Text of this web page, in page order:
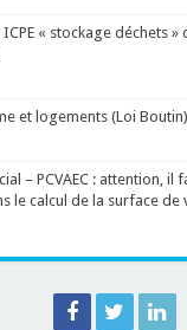
« stockage déchets
et logements (Loi Boutin)
– PCVAEC : attention, il
le calcul de la surface de